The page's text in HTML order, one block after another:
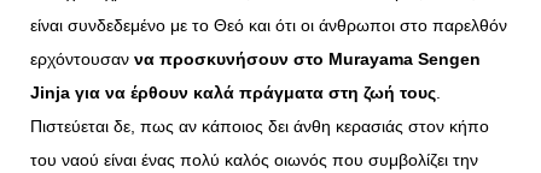
είναι συνδεδεμένο με το Θεό και ότι οι άνθρωποι στο παρελθόν
ερχόντουσαν να προσκυνήσουν στο Murayama Sengen
Jinja για να έρθουν καλά πράγματα στη ζωή τους
Πιστεύεται δε, πως αν κάποιος δει άνθη κερασιάς στον κήπο
του ναού είναι ένας πολύ καλός οιωνός που συμβολίζει την